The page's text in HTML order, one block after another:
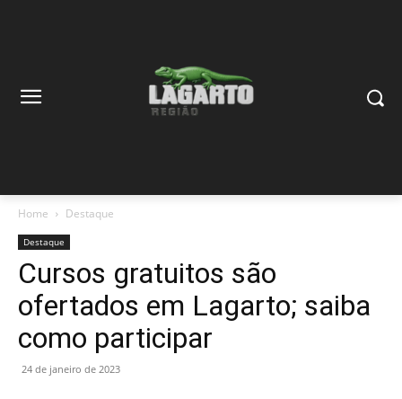
Home Destaque
Destaque
Cursos gratuitos são
ofertados em Lagarto; saiba
como participar
24 de janeiro de 2023